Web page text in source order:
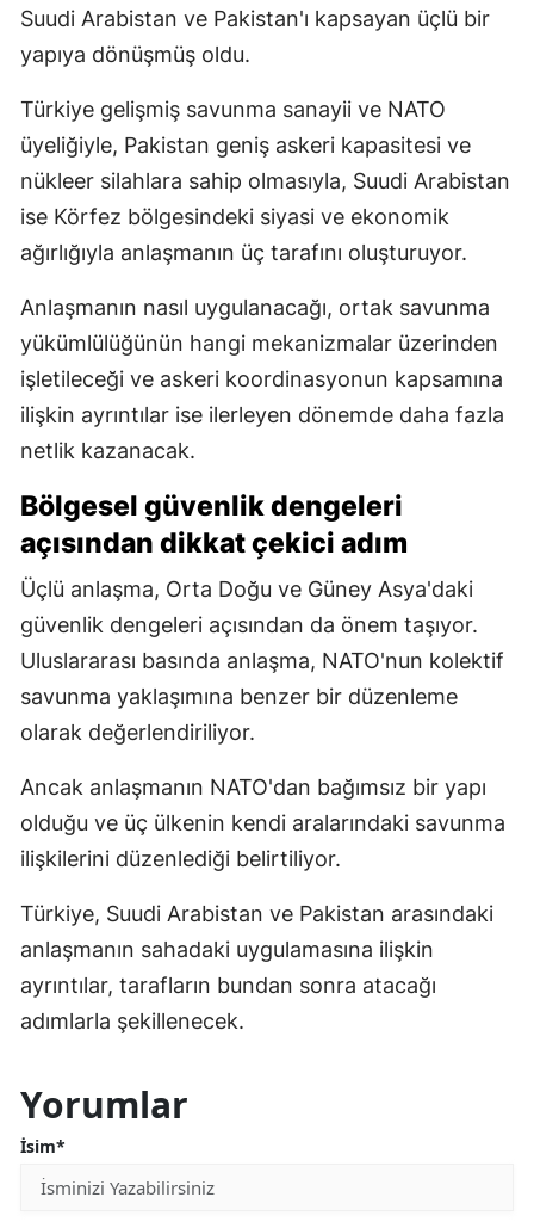
Suudi Arabistan ve Pakistan'ı kapsayan üçlü bir
yapıya dönüşmüş oldu.
Türkiye gelişmiş savunma sanayii ve NATO
üyeliğiyle, Pakistan geniş askeri kapasitesi ve
nükleer silahlara sahip olmasıyla, Suudi Arabistan
ise Körfez bölgesindeki siyasi ve ekonomik
ağırlığıyla anlaşmanın üç tarafını oluşturuyor.
Anlaşmanın nasıl uygulanacağı, ortak savunma
yükümlülüğünün hangi mekanizmalar üzerinden
işletileceği ve askeri koordinasyonun kapsamına
ilişkin ayrıntılar ise ilerleyen dönemde daha fazla
netlik kazanacak.
Bölgesel güvenlik dengeleri
açısından dikkat çekici adım
Üçlü anlaşma, Orta Doğu ve Güney Asya'daki
güvenlik dengeleri açısından da önem taşıyor.
Uluslararası basında anlaşma, NATO'nun kolektif
savunma yaklaşımına benzer bir düzenleme
olarak değerlendiriliyor.
Ancak anlaşmanın NATO'dan bağımsız bir yapı
olduğu ve üç ülkenin kendi aralarındaki savunma
ilişkilerini düzenlediği belirtiliyor.
Türkiye, Suudi Arabistan ve Pakistan arasındaki
anlaşmanın sahadaki uygulamasına ilişkin
ayrıntılar, tarafların bundan sonra atacağı
adımlarla şekillenecek.
Yorumlar
İsim*